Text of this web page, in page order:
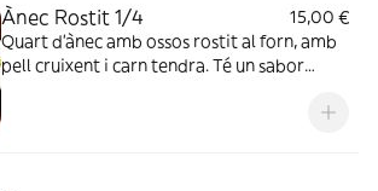
Ànec Rostit 1/4
15,00 €
Quart d'ànec amb ossos rostit al forn, amb
pell cruixent i carn tendra. Té un sabor